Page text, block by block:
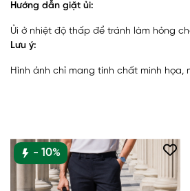
Hướng dẫn giặt ủi:
Ủi ở nhiệt độ thấp để tránh làm hỏng
Lưu ý:
Hình ảnh chỉ mang tính chất minh
- 10%